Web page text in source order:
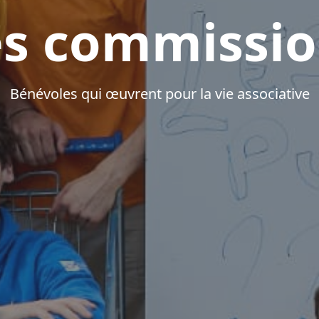
Bénévoles qui œuvrent pour la vie associative